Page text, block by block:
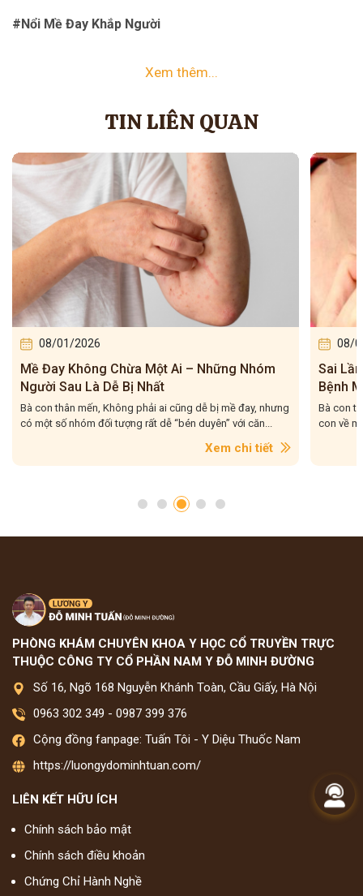
#Nổi Mề Đay Khắp Người
Xem thêm...
TIN LIÊN QUAN
08/01/2026
Mề Đay Không Chừa Một Ai – Những Nhóm
Người Sau Là Dễ Bị Nhất
Bà con thân mến, Không phải ai cũng dễ bị mề đay, nhưng
có một số nhóm đối tượng rất dễ “bén duyên” với căn...
Xem chi tiết
08/
Sai
Bệnh
Bà con
con về
PHÒNG KHÁM CHUYÊN KHOA Y HỌC CỔ TRUYỀN TRỰC
THUỘC CÔNG TY CỔ PHẦN NAM Y ĐỖ MINH ĐƯỜNG
Số 16, Ngõ 168 Nguyễn Khánh Toàn, Cầu Giấy, Hà Nội
0963 302 349 - 0987 399 376
Cộng đồng fanpage: Tuấn Tôi - Y Diệu Thuốc Nam
https://luongydominhtuan.com/
LIÊN KẾT HỮU ÍCH
Chính sách bảo mật
Chính sách điều khoản
Chứng Chỉ Hành Nghề